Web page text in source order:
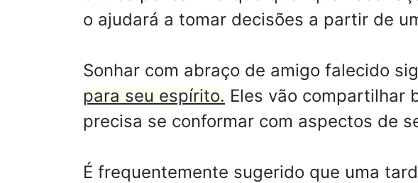
o ajudará a tomar decisões a partir de
Sonhar com abraço de amigo falecido
para seu espírito. Eles vão compartilhar
precisa se conformar com aspectos de
É frequentemente sugerido que uma